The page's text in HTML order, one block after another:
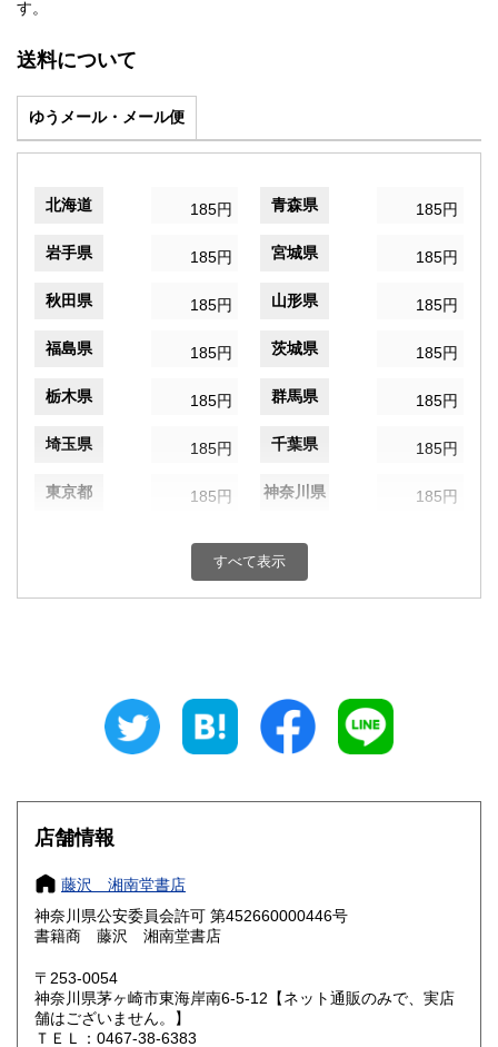
す。
送料について
ゆうメール・メール便
北海道 185円 青森県 185円
岩手県 185円 宮城県 185円
秋田県 185円 山形県 185円
福島県 185円 茨城県 185円
栃木県 185円 群馬県 185円
埼玉県 185円 千葉県 185円
東京都 185円 神奈川県 185円
185円 富山県
185円 三重県
大阪府
奈良県
鳥取県 185円 島根県
岡山県
山口県
すべて表示
店舗情報
藤沢 湘南堂書店
神奈川県公安委員会許可 第452660000446号
書籍商 藤沢 湘南堂書店
〒253-0054
神奈川県茅ヶ崎市東海岸南6-5-12【ネット通販のみで、実店
舗はございません。】
ＴＥＬ：0467-38-6383